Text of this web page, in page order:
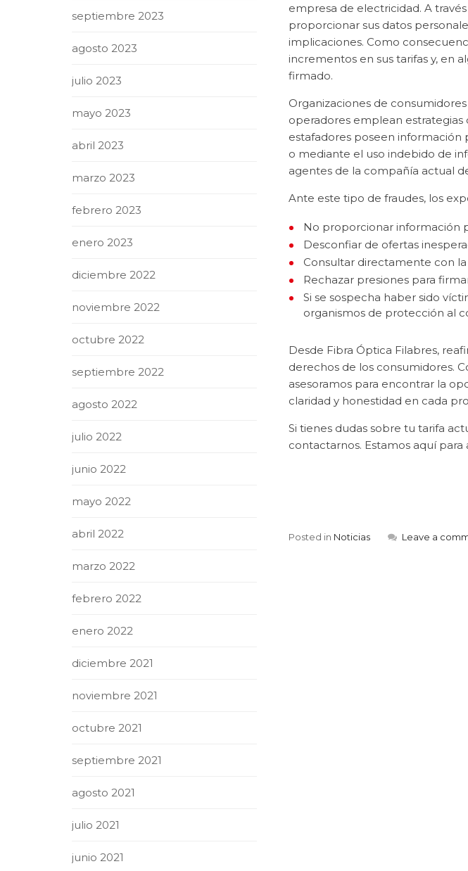
empresa de electricidad. A
proporcionar sus datos
implicaciones. Como
incrementos en sus tarifas y, en
firmado.
Organizaciones de
operadores emplean estrategias
estafadores poseen información
o mediante el uso indebido de
agentes de la compañía actual
Ante este tipo de fraudes, los
No proporcionar información
Desconfiar de ofertas
Consultar directamente con
Rechazar presiones para
Si se sospecha haber sido
organismos de protección al
Desde Fibra Óptica Filabres,
derechos de los consumidores.
asesoramos para encontrar la
claridad y honestidad en cada
Si tienes dudas sobre tu tarifa
contactarnos. Estamos aquí
Posted in Noticias Leave a
septiembre 2023
agosto 2023
julio 2023
mayo 2023
abril 2023
marzo 2023
febrero 2023
enero 2023
diciembre 2022
noviembre 2022
octubre 2022
septiembre 2022
agosto 2022
julio 2022
junio 2022
mayo 2022
abril 2022
marzo 2022
febrero 2022
enero 2022
diciembre 2021
noviembre 2021
octubre 2021
septiembre 2021
agosto 2021
julio 2021
junio 2021